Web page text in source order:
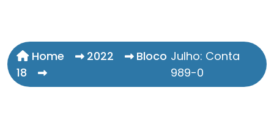
Home 2022
Bloco
18
Julho: Conta
989-0